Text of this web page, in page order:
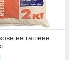
не гашене